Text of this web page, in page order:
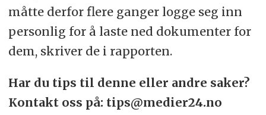
måtte derfor flere ganger logge seg inn
personlig for å laste ned dokumenter for
dem, skriver de i rapporten.
Har du tips til denne eller andre saker?
Kontakt oss på: tips@medier24.no